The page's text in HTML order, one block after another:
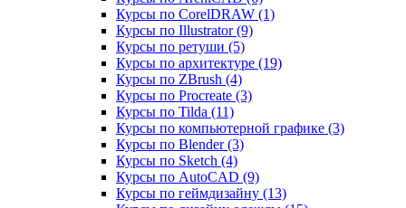
Курсы по CorelDRAW (1)
Курсы по Illustrator (9)
Курсы по ретуши (5)
Курсы по архитектуре (19)
Курсы по ZBrush (4)
Курсы по Procreate (3)
Курсы по Tilda (11)
Курсы по компьютерной графике (3)
Курсы по Blender (3)
Курсы по Sketch (4)
Курсы по AutoCAD (9)
Курсы по геймдизайну (13)